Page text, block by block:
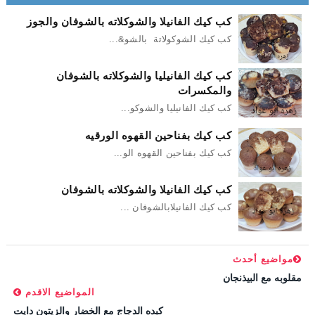
كب كيك الفانيلا والشوكلاته بالشوفان والجوز
كب كيك الشوكولاتة بالشو&...
كب كيك الفانيليا والشوكلاته بالشوفان
والمكسرات
كب كيك الفانيليا والشوكو...
كب كيك بفناحين القهوه الورقيه
كب كيك بفناحين القهوه الو...
كب كيك الفانيلا والشوكلاته بالشوفان
كب كيك الفانيلابالشوفان ...
مواضيع أحدث
مقلوبه مع البيذنجان
المواضيع الاقدم
كبده الدجاج مع الخضار والزيتون دايت